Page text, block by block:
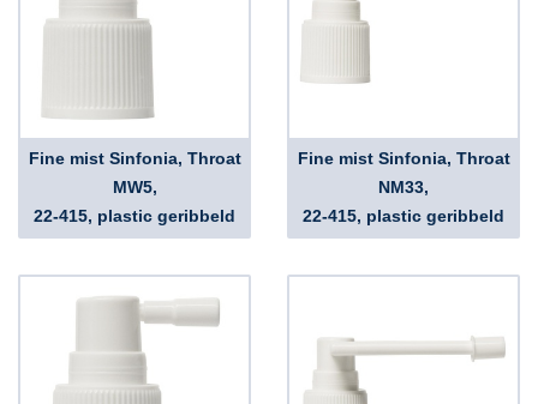
Fine mist Sinfonia, Throat
MW5,
22-415, plastic geribbeld
Fine mist Sinfonia, Throat
NM33,
22-415, plastic geribbeld